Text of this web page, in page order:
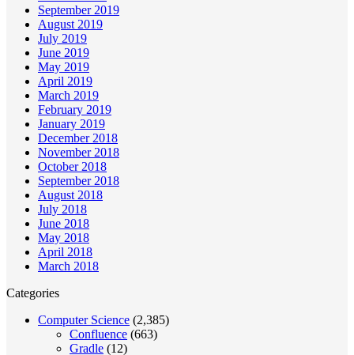
September 2019
August 2019
July 2019
June 2019
May 2019
April 2019
March 2019
February 2019
January 2019
December 2018
November 2018
October 2018
September 2018
August 2018
July 2018
June 2018
May 2018
April 2018
March 2018
Categories
Computer Science (2,385)
Confluence (663)
Gradle (12)